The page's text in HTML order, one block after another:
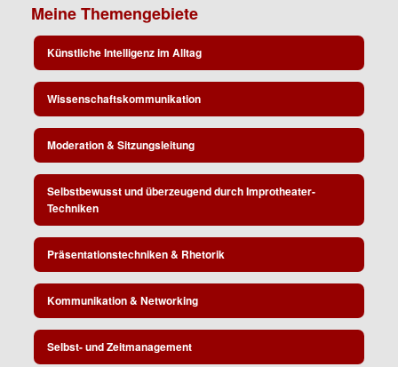
Meine Themengebiete
Künstliche Intelligenz im Alltag
Wissenschaftskommunikation
Moderation & Sitzungsleitung
Selbstbewusst und überzeugend durch Improtheater-
Techniken
Präsentationstechniken & Rhetorik
Kommunikation & Networking
Selbst- und Zeitmanagement